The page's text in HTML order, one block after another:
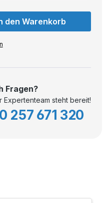
den Warenkorb
Fragen?
Expertenteam steht bereit!
257 671 320